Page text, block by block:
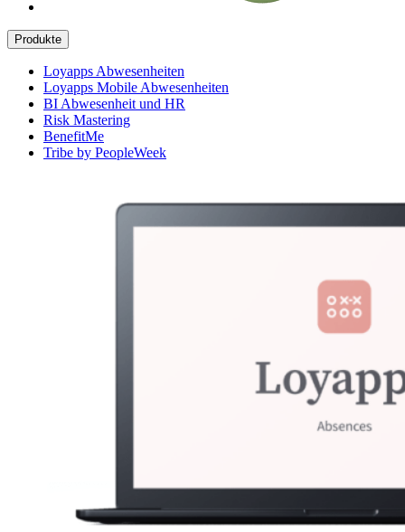
Produkte
Loyapps Abwesenheiten
Loyapps Mobile Abwesenheiten
BI Abwesenheit und HR
Risk Mastering
BenefitMe
Tribe by PeopleWeek